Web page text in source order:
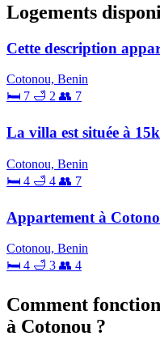
Logements
Cette description
Cotonou, Benin
🛏 7 🛁 2 👥 7
La villa est située à
Cotonou, Benin
🛏 4 🛁 4 👥 7
Appartement à
Cotonou, Benin
🛏 4 🛁 3 👥 4
Comment
à Cotonou ?